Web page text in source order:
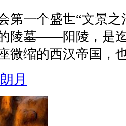
第一个盛世“文景
陵墓——阳陵，是
微缩的西汉帝国
月